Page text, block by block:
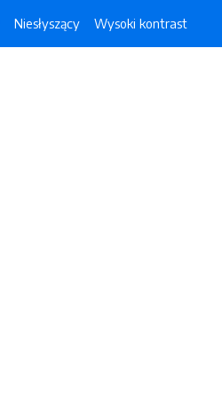
Niesłyszący Wysoki kontrast